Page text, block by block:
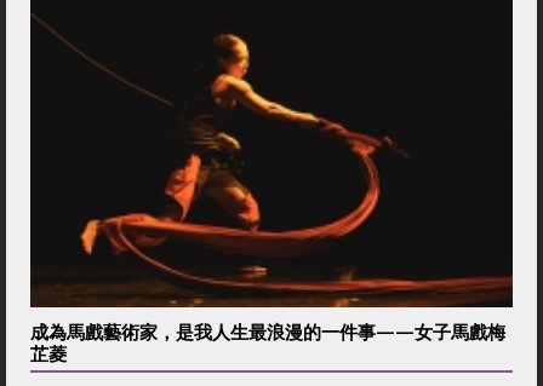
成為馬戲藝術家，是我人生最浪漫的一件事——女子馬戲梅
芷菱